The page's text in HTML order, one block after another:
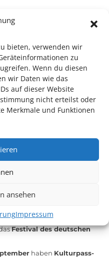
bieten, verwenden wir
zu
Wenn du diesen
wir Daten wie das
auf dieser Website
nicht erteilst oder
Merkmale und Funktionen
ansehen
Impressum
haben Interesse? Dann
rhein-neckar.de
DES DEUTSCHEN FILMS*
Festival des deutschen
haben Kulturpass-